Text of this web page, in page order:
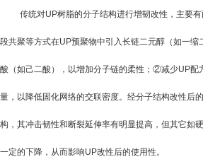
传统对UP树脂的分子结构进行增韧改性，主要
段共聚等方式在UP预聚物中引入长链二元醇（如一缩
酸（如己二酸），以增加分子链的柔性；②减少UP配
量，以降低固化网络的交联密度。经分子结构改性后的
构，其冲击韧性和断裂延伸率有明显提高，但其它如
一定的下降，从而影响UP改性后的使用性。